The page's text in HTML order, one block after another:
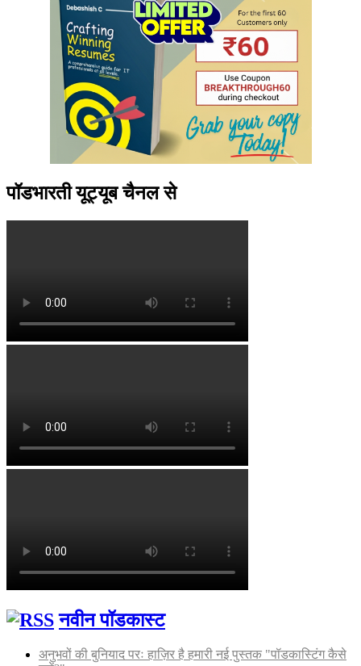
पॉडभारती यूट्यूब चैनल से
नवीन पॉडकास्ट
अनुभवों की बुनियाद परः हाज़िर है हमारी नई पुस्तक "पॉडकास्टिंग कैसे